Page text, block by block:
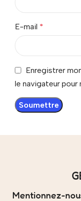
E-mail *
Enregistrer
le navigateur pour
Mentionnez-